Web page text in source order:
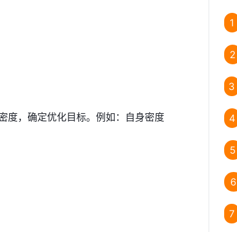
度，确定优化目标。例如：自身密度
1
2
3
4
5
6
7